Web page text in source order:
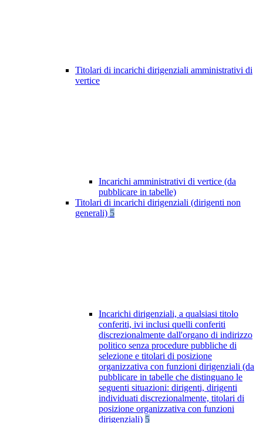
Titolari di incarichi dirigenziali amministrativi di
vertice
Incarichi amministrativi di vertice (da
pubblicare in tabelle)
Titolari di incarichi dirigenziali (dirigenti non
generali) 5
Incarichi dirigenziali, a qualsiasi titolo
conferiti, ivi inclusi quelli conferiti
discrezionalmente dall'organo di indirizzo
politico senza procedure pubbliche di
selezione e titolari di posizione
organizzativa con funzioni dirigenziali (da
pubblicare in tabelle che distinguano le
seguenti situazioni: dirigenti, dirigenti
individuati discrezionalmente, titolari di
posizione organizzativa con funzioni
dirigenziali) 5